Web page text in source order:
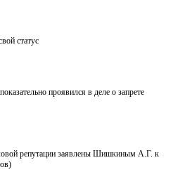
статус
проявился в деле о запрете
репутации заявлены Шишкиным А.Г. к